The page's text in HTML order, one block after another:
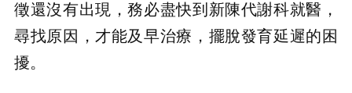
徵還沒有出現，務必盡快到新陳代謝科就醫，
尋找原因，才能及早治療，擺脫發育延遲的困
擾。